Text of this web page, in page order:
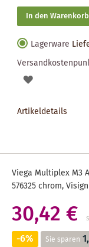
In den Warenkorb
Lagerware
AUF
Artikeldetails
Viega Multiplex M3
576325 chrom,
30,42 €
-6% Sie sparen